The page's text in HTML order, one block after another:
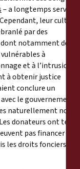
– a longtemps servi
leur culture,
par des
notamment des
à
et à l’intrusion
à obtenir justice
conclure un
le gouvernement,
naturellement non
donateurs ont tenu
pas financer des
les droits fonciers,